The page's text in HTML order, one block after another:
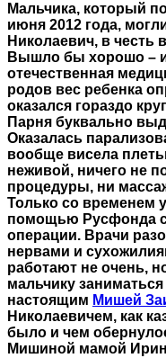
Мальчика, который
июня 2012 года,
Николаевич, в
Вышло бы хорошо –
отечественная
родов вес ребенка
оказался гораздо
Парня буквально
Оказалась
вообще висела
неживой, ничего не
процедуры, ни
Только со временем
помощью Русфонда
операции. Врачи
нервами и
работают не очень,
мальчику
настоящим Мишей
Николаевичем, как
было и чем
Мишиной мамой